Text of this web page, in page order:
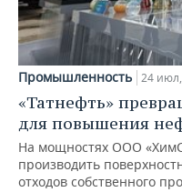
Промышленность 24
«Татнефть»
для повышения
На мощностях ООО
производить
отходов собственного